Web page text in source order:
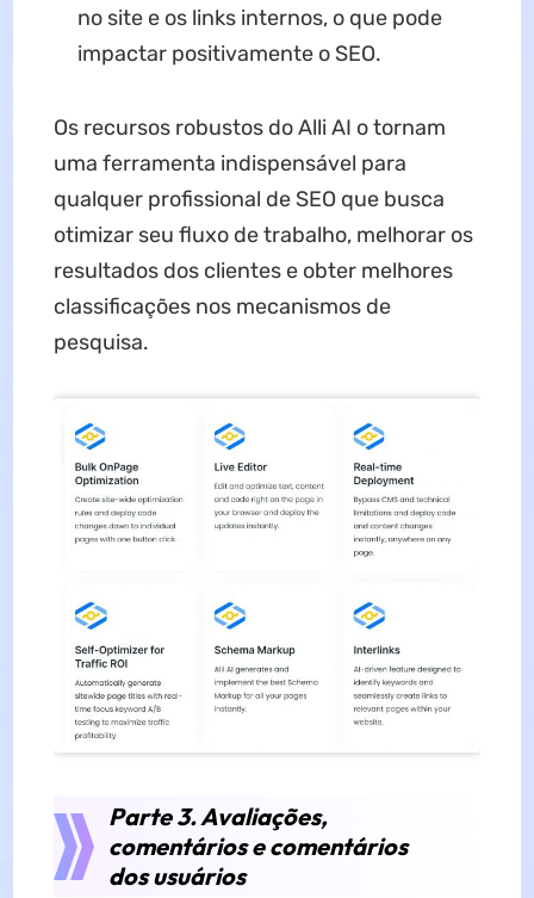
no site e os links internos, o que pode
impactar positivamente o SEO.
Os recursos robustos do Alli AI o tornam
uma ferramenta indispensável para
qualquer profissional de SEO que busca
otimizar seu fluxo de trabalho, melhorar os
resultados dos clientes e obter melhores
classificações nos mecanismos de
pesquisa.
Parte 3. Avaliações,
comentários e comentários
dos usuários